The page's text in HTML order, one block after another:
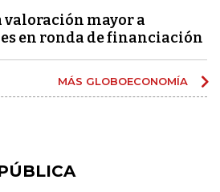
valoración mayor a
en ronda de financiación
MÁS GLOBOECONOMÍA